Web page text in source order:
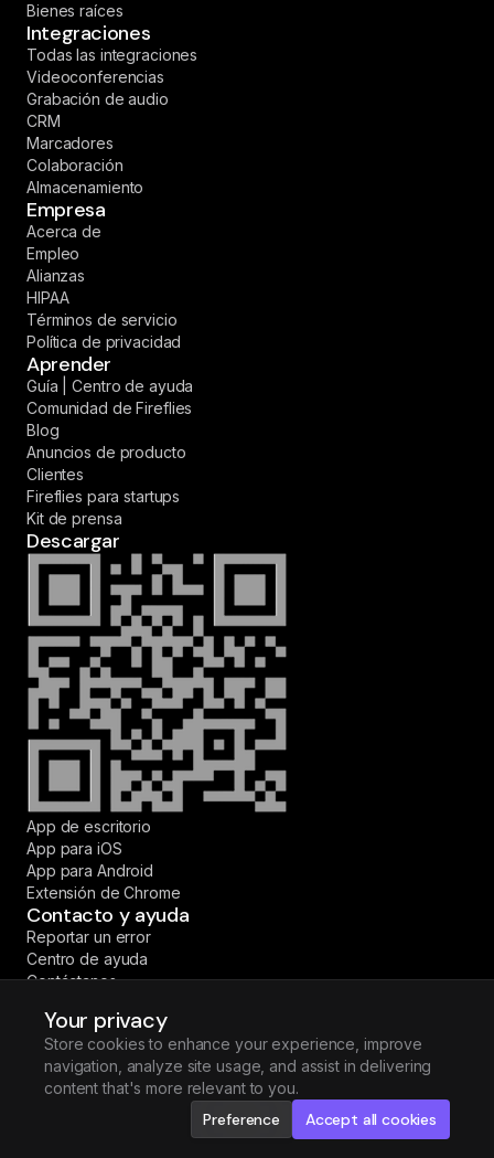
Your privacy
Store cookies to enhance your experience, improve
navigation, analyze site usage, and assist in delivering
content that's more relevant to you.
Preference Accept all cookies
Bienes raíces
Integraciones
Todas las integraciones
Videoconferencias
Grabación de audio
CRM
Marcadores
Colaboración
Almacenamiento
Empresa
Acerca de
Empleo
Alianzas
HIPAA
Términos de servicio
Política de privacidad
Aprender
Guía | Centro de ayuda
Comunidad de Fireflies
Blog
Anuncios de producto
Clientes
Fireflies para startups
Kit de prensa
Descargar
App de escritorio
App para iOS
App para Android
Extensión de Chrome
Contacto y ayuda
Reportar un error
Centro de ayuda
Contáctanos
reservados.
English · Español · Deutsch · Français · Português (BR)